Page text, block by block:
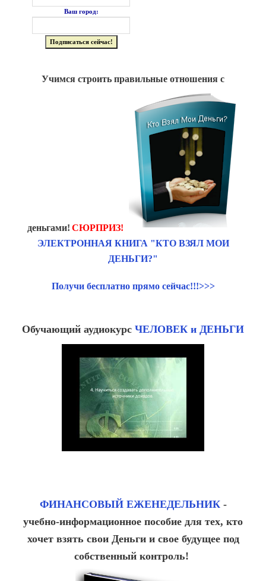
Ваш город:
Учимся строить правильные отношения с
деньгами! СЮРПРИЗ!
ЭЛЕКТРОННАЯ КНИГА "КТО ВЗЯЛ МОИ
ДЕНЬГИ?"
Получи бесплатно прямо сейчас!!!>>>
Обучающий аудиокурс ЧЕЛОВЕК и ДЕНЬГИ
ФИНАНСОВЫЙ ЕЖЕНЕДЕЛЬНИК-
учебно-информационное пособие для тех, кто
хочет взять свои Деньги и свое будущее под
собственный контроль!